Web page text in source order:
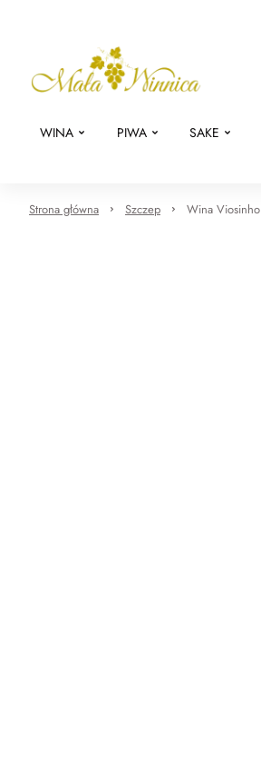
WINA PIWA SAKE
Strona główna Szczep Wina Viosinho